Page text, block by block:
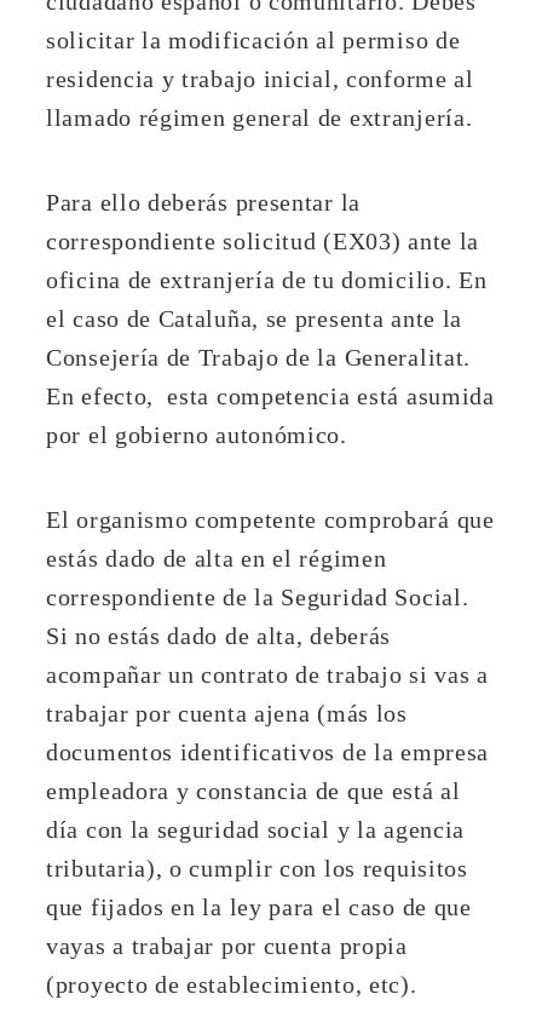
solicitar la modificación al permiso de
residencia y trabajo inicial, conforme al
llamado régimen general de extranjería.
Para ello deberás presentar la
correspondiente solicitud (EX03) ante la
oficina de extranjería de tu domicilio. En
el caso de Cataluña, se presenta ante la
Consejería de Trabajo de la Generalitat.
En efecto, esta competencia está asumida
por el gobierno autonómico.
El organismo competente comprobará que
estás dado de alta en el régimen
correspondiente de la Seguridad Social.
Si no estás dado de alta, deberás
acompañar un contrato de trabajo si vas a
trabajar por cuenta ajena (más los
documentos identificativos de la empresa
empleadora y constancia de que está al
día con la seguridad social y la agencia
tributaria), o cumplir con los requisitos
que fijados en la ley para el caso de que
vayas a trabajar por cuenta propia
(proyecto de establecimiento, etc).